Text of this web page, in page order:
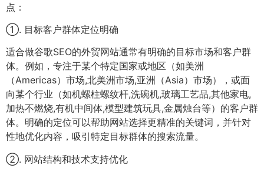
点：
①. 目标客户群体定位明确
适合做谷歌SEO的外贸网站通常有明确的目标市场和客户群
体。例如，专注于某个特定国家或地区（如美洲
（Americas）市场,北美洲市场,亚洲（Asia）市场），或面
向某个行业（如机螺柱螺纹杆,洗碗机,玻璃工艺品,其他家电,
加热不燃烧,有机中间体,模型建筑玩具,金属烛台等）的客户群
体。明确的定位可以帮助网站选择更精准的关键词，并针对
性地优化内容，吸引特定目标群体的搜索流量。
②. 网站结构和技术支持优化